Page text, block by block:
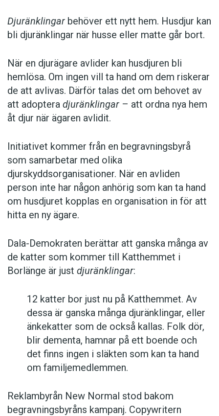
Djuränklingar behöver ett nytt hem. Husdjur kan
bli djuränklingar när husse eller matte går bort.
När en djurägare avlider kan husdjuren bli
hemlösa. Om ingen vill ta hand om dem riskerar
de att avlivas. Därför talas det om behovet av
att adoptera djuränklingar – att ordna nya hem
åt djur när ägaren avlidit.
Initiativet kommer från en begravningsbyrå
som samarbetar med olika
djurskyddsorganisationer. När en avliden
person inte har någon anhörig som kan ta hand
om husdjuret kopplas en organisation in för att
hitta en ny ägare.
Dala-Demokraten berättar att ganska många av
de katter som kommer till Katthemmet i
Borlänge är just djuränklingar:
12 katter bor just nu på Katthemmet. Av
dessa är ganska många djuränklingar, eller
änkekatter som de också kallas. Folk dör,
blir dementa, hamnar på ett boende och
det finns ingen i släkten som kan ta hand
om familjemedlemmen.
Reklambyrån New Normal stod bakom
begravningsbyråns kampanj. Copywritern